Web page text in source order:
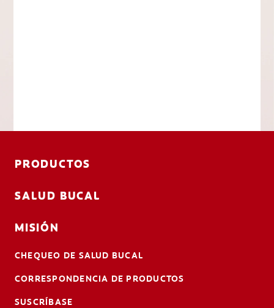
PRODUCTOS
SALUD BUCAL
MISIÓN
CHEQUEO DE SALUD BUCAL
CORRESPONDENCIA DE PRODUCTOS
SUSCRÍBASE